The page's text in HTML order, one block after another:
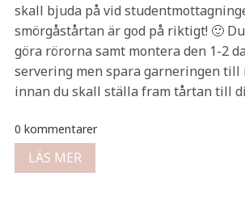
skall bjuda på vid
smörgåstårtan är god på riktigt! 🙂
göra rörorna samt montera den 1-2
servering men spara garneringen till
innan du skall ställa fram tårtan till
0 kommentarer
LÄS MER